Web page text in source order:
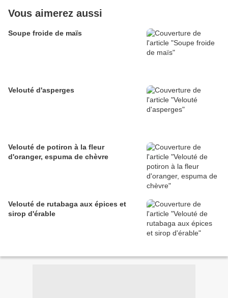
Vous aimerez aussi
Soupe froide de maïs
Velouté d'asperges
Velouté de potiron à la fleur
d'oranger, espuma de chèvre
Velouté de rutabaga aux épices et
sirop d'érable